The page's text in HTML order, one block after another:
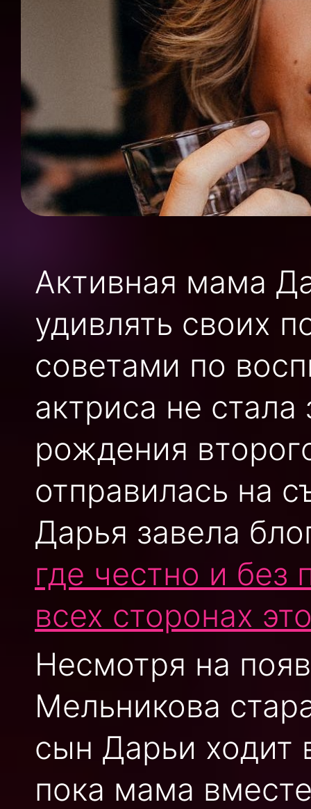
Активная мама
удивлять своих
советами по
актриса не
рождения
отправилась на
Дарья завела
где честно и без
всех сторонах
Несмотря на
Мельникова
сын Дарьи ходит
пока мама